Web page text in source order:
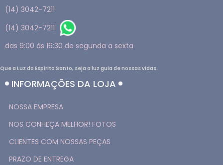
(14) 3042-7211
(14) 3042-7211
das 9:00 às 16:30 de segunda a sexta
Que a Luz do Espirito Santo, seja a luz guia de nossas vidas.
INFORMAÇÕES DA LOJA
NOSSA EMPRESA
NOS CONHEÇA MELHOR! FOTOS
CLIENTES COM NOSSAS PEÇAS
PRAZO DE ENTREGA